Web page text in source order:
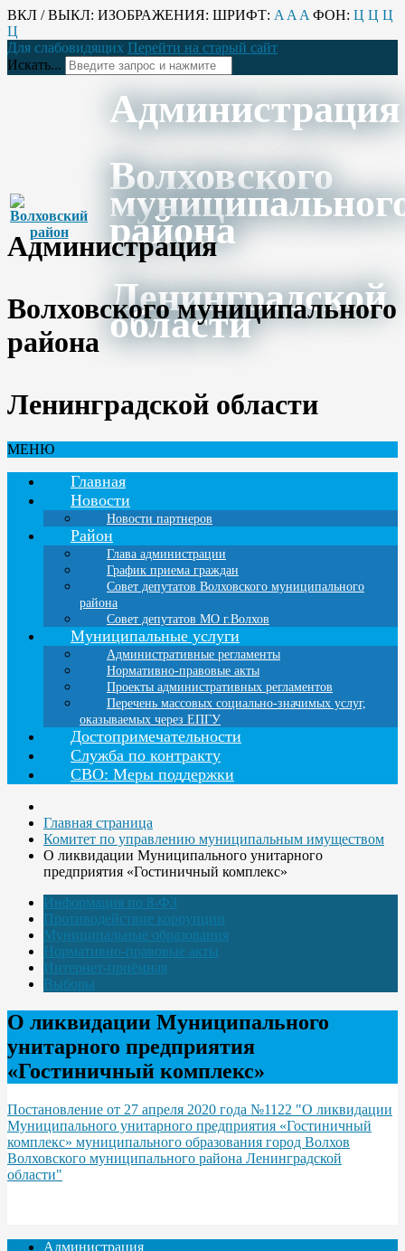
ВКЛ / ВЫКЛ: ИЗОБРАЖЕНИЯ: ШРИФТ: A A A ФОН: Ц Ц Ц
Ц
Для слабовидящих Перейти на старый сайт
Искать...
Администрация
Волховского
района
Ленинградской
области
Администрация
Волховского муниципального
района
Ленинградской области
МЕНЮ
Главная
Новости
Новости партнеров
Район
Глава администрации
График приема граждан
Совет депутатов Волховского муниципального
района
Совет депутатов МО г.Волхов
Муниципальные услуги
Административные регламенты
Нормативно-правовые акты
Проекты административных регламентов
Перечень массовых социально-значимых услуг,
оказываемых через ЕПГУ
Достопримечательности
Служба по контракту
СВО: Меры поддержки
Главная страница
Комитет по управлению муниципальным имуществом
О ликвидации Муниципального унитарного
предприятия «Гостиничный комплекс»
Информация по 8-ФЗ
Противодействие коррупции
Муниципальные образования
Нормативно-правовые акты
Интернет-приёмная
Выборы
О ликвидации Муниципального
унитарного предприятия
«Гостиничный комплекс»
Постановление от 27 апреля 2020 года №1122 "О ликвидации
Муниципального унитарного предприятия «Гостиничный
комплекс» муниципального образования город Волхов
Волховского муниципального района Ленинградской
области"
Администрация